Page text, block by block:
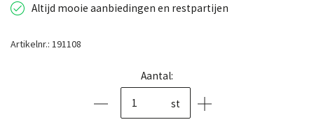
Altijd mooie aanbiedingen en restpartijen
Artikelnr.: 191108
Aantal:
st